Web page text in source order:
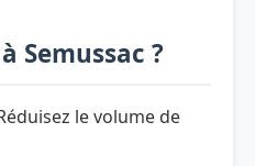
Semussac ?
le volume de